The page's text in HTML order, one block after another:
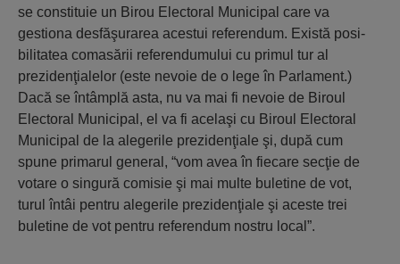
se constituie un Birou Electoral Muni­cipal care va
gestiona desfăşurarea acestui referendum. Există posi­
bilitatea comasării referendumului cu primul tur al
prezidenţialelor (este nevoie de o lege în Parlament.)
Dacă se întâmplă asta, nu va mai fi nevoie de Biroul
Electoral Municipal, el va fi acelaşi cu Biroul Electoral
Municipal de la alegerile prezidenţiale şi, după cum
spune primarul general, “vom avea în fiecare secţie de
votare o singură comisie şi mai multe buletine de vot,
turul întâi pentru alegerile prezidenţiale şi aceste trei
buletine de vot pentru referendum nostru local”.